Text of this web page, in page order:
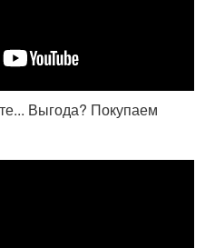
Выгода? Покупаем